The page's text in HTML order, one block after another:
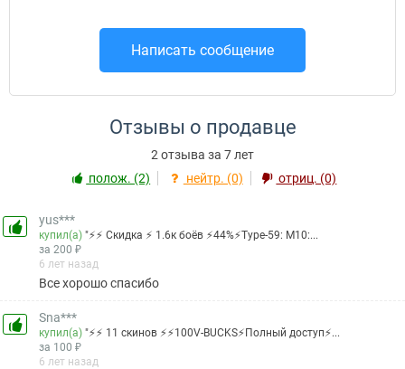
Написать сообщение
Отзывы о продавце
2 отзыва за 7 лет
полож. (2)
нейтр. (0) отриц. (0)
yus***
купил(а)"⚡⚡ Скидка ⚡ 1.6к боёв ⚡44%⚡Type-59: M10:...
за 200 ₽
6 лет назад
Все хорошо спасибо
Sna***
купил(а)"⚡⚡ 11 скинов ⚡⚡100V-BUCKS⚡Полный доступ⚡...
за 100 ₽
6 лет назад